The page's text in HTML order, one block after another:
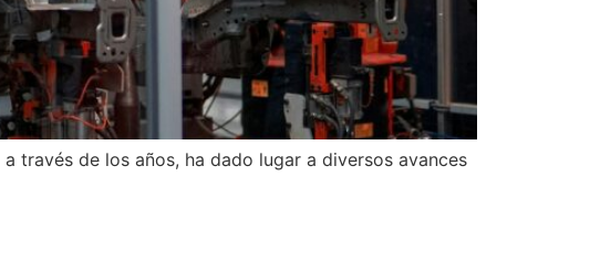
través de los años, ha dado lugar a diversos avances